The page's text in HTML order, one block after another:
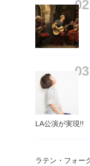
LA公演が実現!!
ラテン・フォ